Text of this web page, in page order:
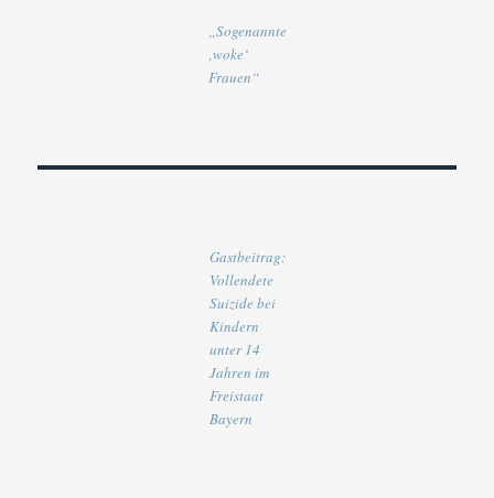
„Sogenannte
‚woke‘
Frauen“
Gastbeitrag:
Vollendete
Suizide bei
Kindern
unter 14
Jahren im
Freistaat
Bayern